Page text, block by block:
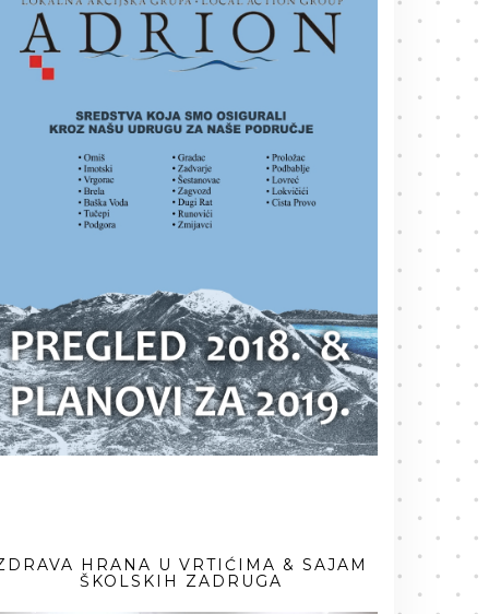
HRANA U VRTIĆIMA & SAJAM
ŠKOLSKIH ZADRUGA